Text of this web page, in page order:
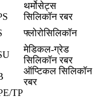
थर्मोसेट्स
सिलिकॉन रबर
फ्लोरोसिलिकॉन
मेडिकल-ग्रेड
सिलिकॉन रबर
ऑप्टिकल सिलिकॉन
रबर
TP